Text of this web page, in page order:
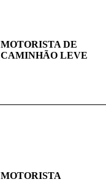
MOTORISTA DE
CAMINHÃO LEVE
MOTORISTA